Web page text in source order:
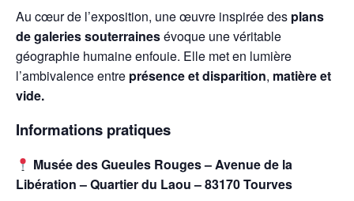
Au cœur de l’exposition, une œuvre inspirée des plans
de galeries souterrainesévoque une véritable
géographie humaine enfouie. Elle met en lumière
l’ambivalence entre présence et disparition, matière et
vide.
Informations pratiques
Musée des Gueules Rouges – Avenue de la
Libération – Quartier du Laou – 83170 Tourves